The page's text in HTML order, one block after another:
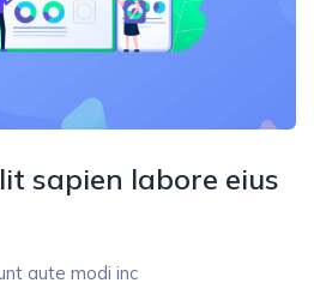
sapien labore eius
aute modi inc